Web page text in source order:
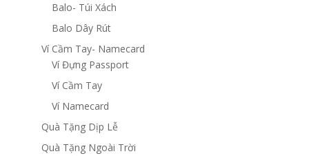
Balo- Túi Xách
Balo Dây Rút
Ví Cầm Tay- Namecard
Ví Đựng Passport
Ví Cầm Tay
Ví Namecard
Quà Tặng Dịp Lễ
Quà Tặng Ngoài Trời